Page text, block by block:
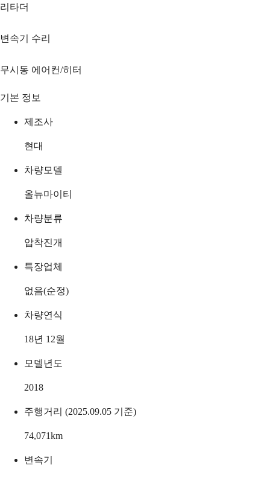
리타더
변속기 수리
무시동 에어컨/히터
기본 정보
제조사
현대
차량모델
올뉴마이티
차량분류
압착진개
특장업체
없음(순정)
차량연식
18년 12월
모델년도
2018
주행거리 (2025.09.05 기준)
74,071km
변속기